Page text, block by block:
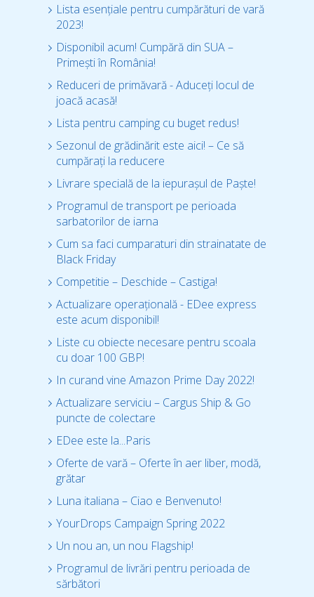
Lista esențiale pentru cumpărături de vară
2023!
Disponibil acum! Cumpără din SUA –
Primești în România!
Reduceri de primăvară - Aduceți locul de
joacă acasă!
Lista pentru camping cu buget redus!
Sezonul de grădinărit este aici! – Ce să
cumpărați la reducere
Livrare specială de la iepurașul de Paște!
Programul de transport pe perioada
sarbatorilor de iarna
Cum sa faci cumparaturi din strainatate de
Black Friday
Competitie – Deschide – Castiga!
Actualizare operațională - EDee express
este acum disponibil!
Liste cu obiecte necesare pentru scoala
cu doar 100 GBP!
In curand vine Amazon Prime Day 2022!
Actualizare serviciu – Cargus Ship & Go
puncte de colectare
EDee este la...Paris
Oferte de vară – Oferte în aer liber, modă,
grătar
Luna italiana – Ciao e Benvenuto!
YourDrops Campaign Spring 2022
Un nou an, un nou Flagship!
Programul de livrări pentru perioada de
sărbători